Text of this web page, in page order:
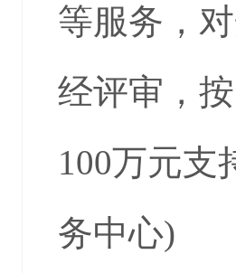
等服务，
经评审，
100万元支
务中心)